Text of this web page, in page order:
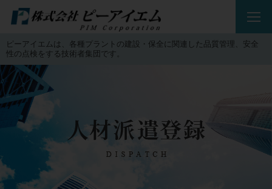
ピーアイエムは、各種プラントの建設・保全に関連した品質管理、安全
性の点検をする技術者集団です。